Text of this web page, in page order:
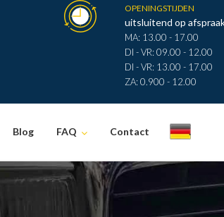
OPENINGSTIJDEN
uitsluitend op
MA: 13.00 - 17.00
DI - VR: 09.00 - 12.00
DI - VR: 13.00 - 17.00
ZA: 0.900 - 12.00
Blog FAQ Contact .